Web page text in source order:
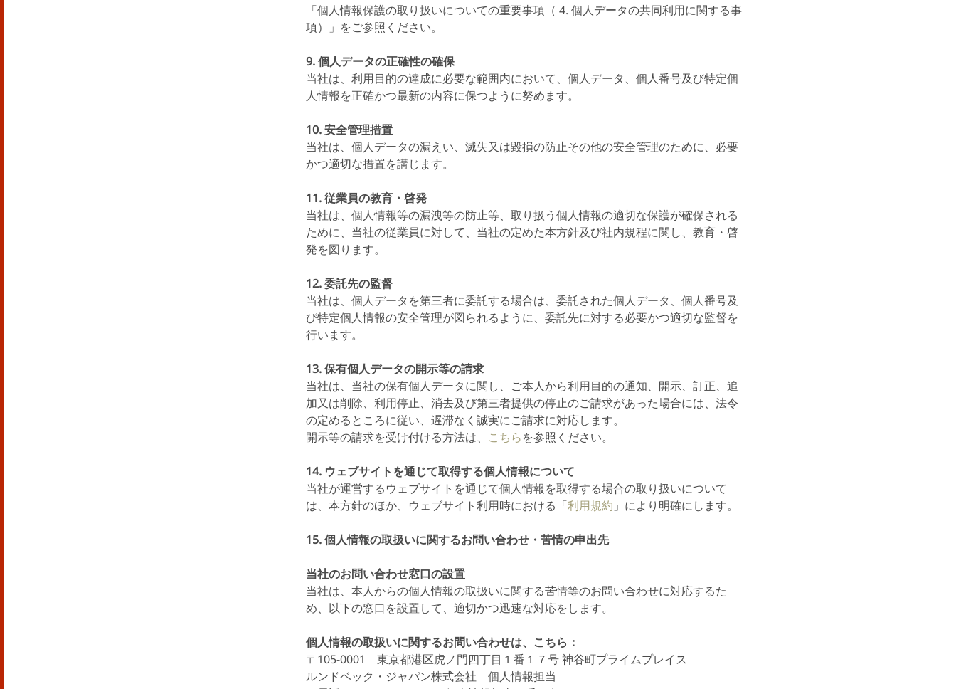
「個人情報保護の取り扱いについての重要事項（ 4. 個人データの共同利用に関する事
項）」をご参照ください。
9. 個人データの正確性の確保
当社は、利用目的の達成に必要な範囲内において、個人データ、個人番号及び特定個
人情報を正確かつ最新の内容に保つように努めます。
10. 安全管理措置
当社は、個人データの漏えい、滅失又は毀損の防止その他の安全管理のために、必要
かつ適切な措置を講じます。
11. 従業員の教育・啓発
当社は、個人情報等の漏洩等の防止等、取り扱う個人情報の適切な保護が確保される
ために、当社の従業員に対して、当社の定めた本方針及び社内規程に関し、教育・啓
発を図ります。
12. 委託先の監督
当社は、個人データを第三者に委託する場合は、委託された個人データ、個人番号及
び特定個人情報の安全管理が図られるように、委託先に対する必要かつ適切な監督を
行います。
13. 保有個人データの開示等の請求
当社は、当社の保有個人データに関し、ご本人から利用目的の通知、開示、訂正、追
加又は削除、利用停止、消去及び第三者提供の停止のご請求があった場合には、法令
の定めるところに従い、遅滞なく誠実にご請求に対応します。
開示等の請求を受け付ける方法は、 こちらを参照ください。
14. ウェブサイトを通じて取得する個人情報について
当社が運営するウェブサイトを通じて個人情報を取得する場合の取り扱いについて
は、本方針のほか、ウェブサイト利用時における「利用規約 」により明確にします。
15. 個人情報の取扱いに関するお問い合わせ・苦情の申出先
当社のお問い合わせ窓口の設置
当社は、本人からの個人情報の取扱いに関する苦情等のお問い合わせに対応するた
め、以下の窓口を設置して、適切かつ迅速な対応をします。
個人情報の取扱いに関するお問い合わせは、こちら：
〒105-0001 東京都港区虎ノ門四丁目１番１７号 神谷町プライムプレイス
ルンドベック・ジャパン株式会社 個人情報担当